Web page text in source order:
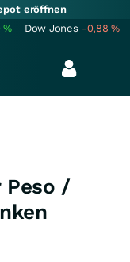
eröffnen
% Dow Jones -0,88%
Peso /